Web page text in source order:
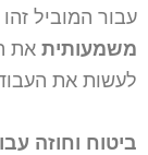
עבור המוביל זהו
משמעותית את
לעשות את
ביטוח וחוזה